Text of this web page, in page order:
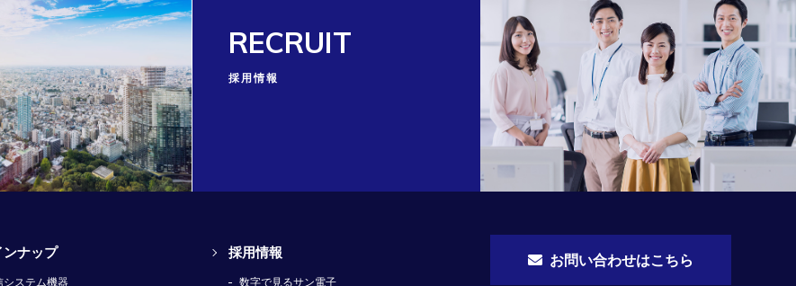
RECRUIT
採用情報
ナップ
システム機器
採用情報
数字で見るサン電子
お問い合わせはこちら